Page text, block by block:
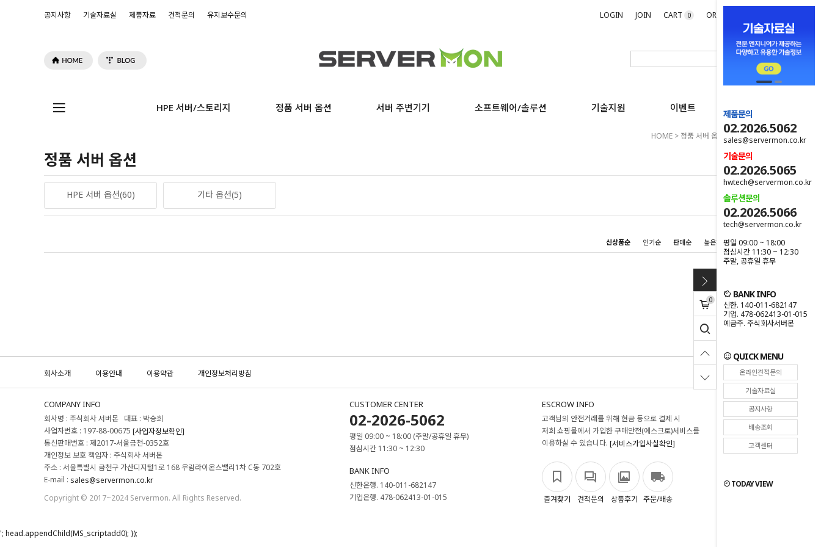
공지사항 기술자료실 제품자료 견적문의 유지보수문의 LOGIN JOIN CART 0 ORDER
HPE 서버/스토리지 정품 서버 옵션 서버 주변기기 소프트웨어/솔루션 기술지원 이벤트
제품문의
02.2026.5062
sales@servermon.co.kr
기술문의
02.2026.5065
hwtech@servermon.co.kr
솔루션문의
02.2026.5066
tech@servermon.co.kr
평일 09:00 ~ 18:00
점심시간 11:30 ~ 12:30
주말, 공휴일 휴무
BANK INFO
신한. 140-011-682147
기업. 478-062413-01-015
예금주. 주식회사서버몬
QUICK MENU
온라인견적문의
기술자료실
공지사항
배송조회
고객센터
TODAY VIEW
0
HOME > 정품 서버 옵션 >LENOVO 서버
정품 서버 옵션
HPE 서버 옵션(60) 기타 옵션(5)
신상품순 인기순 판매순 높은가격순 낮은가격순
회사소개 이용안내 이용약관 개인정보처리방침
COMPANY INFO
회사명 : 주식회사 서버몬 대표 : 박승희
사업자번호 : 197-88-00675 [사업자정보확인]
통신판매번호 : 제2017-서울금천-0352호
개인정보 보호 책임자 : 주식회사 서버몬
주소 : 서울특별시 금천구 가산디지털1로 168 우림라이온스밸리1차 C동 702호
E-mail : sales@servermon.co.kr
Copyright © 2017~2024 Servermon. All Rights Reserved.
CUSTOMER CENTER
02-2026-5062
평일 09:00 ~ 18:00 (주말/공휴일 휴무)
점심시간 11:30 ~ 12:30
BANK INFO
신한은행. 140-011-682147
기업은행. 478-062413-01-015
ESCROW INFO
고객님의 안전거래를 위해 현금 등으로 결제 시
저희 쇼핑몰에서 가입한 구매안전(에스크로)서비스를
이용하실 수 있습니다. [서비스가입사실확인]
즐겨찾기 견적문의 상품후기 주문/배송
'; head.appendChild(MS_scriptadd0); });